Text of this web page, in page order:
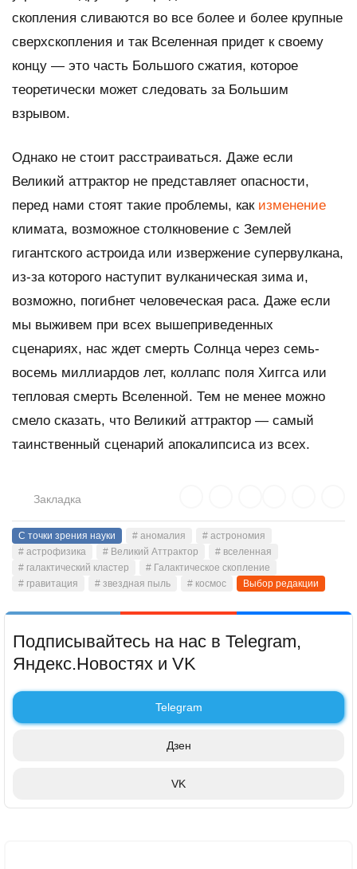
скопления сливаются во все более и более крупные
сверхскопления и так Вселенная придет к своему
концу — это часть Большого сжатия, которое
теоретически может следовать за Большим
взрывом.
Однако не стоит расстраиваться. Даже если
Великий аттрактор не представляет опасности,
перед нами стоят такие проблемы, как изменение
климата, возможное столкновение с Землей
гигантского астроида или извержение супервулкана,
из-за которого наступит вулканическая зима и,
возможно, погибнет человеческая раса. Даже если
мы выживем при всех вышеприведенных
сценариях, нас ждет смерть Солнца через семь-
восемь миллиардов лет, коллапс поля Хиггса или
тепловая смерть Вселенной. Тем не менее можно
смело сказать, что Великий аттрактор — самый
таинственный сценарий апокалипсиса из всех.
Закладка
С точки зрения науки # аномалия
# астрономия
# астрофизика
# Великий Аттрактор
# вселенная
# галактический кластер
# Галактическое скопление
# гравитация
# звездная пыль # космос Выбор редакции
Подписывайтесь на нас в Telegram,
Яндекс.Новостях и VK
Telegram
Дзен
VK